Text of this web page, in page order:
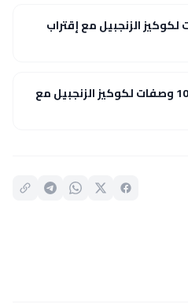
10 وصفات لكوكيز الزنجبيل مع إقتراب
لكم شخص تكفي وصفة 10 وصفات لكوكيز الزنجبيل مع